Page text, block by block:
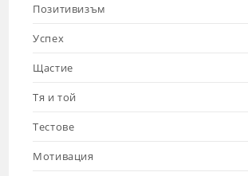
Позитивизъм
Успех
Щастие
Тя и той
Тестове
Мотивация